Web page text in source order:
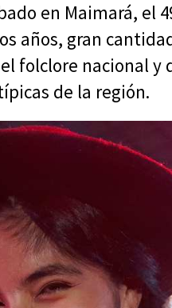
en Maimará, el
años, gran
folclore nacional y
de la región.